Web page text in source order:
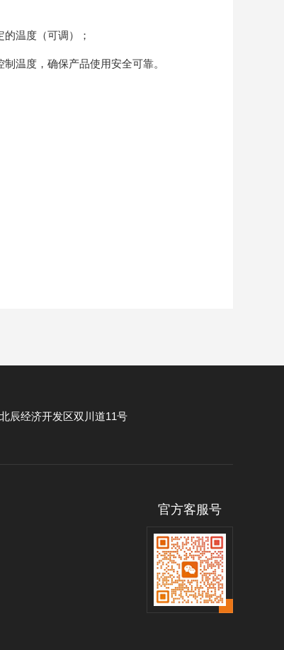
温度（可调）；
温度，确保产品使用安全可靠。
辰经济开发区双川道11号
官方客服号